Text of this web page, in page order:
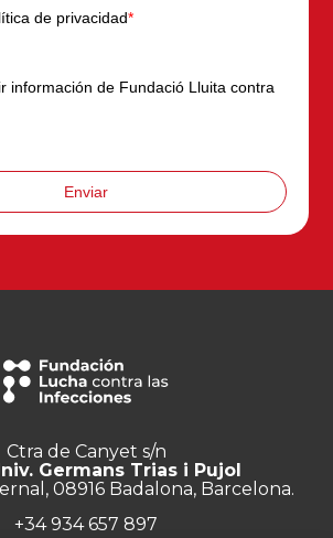
de privacidad*
información de Fundació Lluita contra
Enviar
Ctra de Canyet s/n
Germans Trias i Pujol
08916 Badalona, Barcelona.
+34 934 657 897